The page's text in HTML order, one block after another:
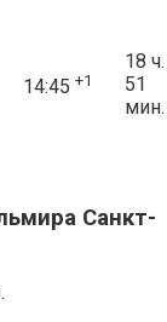
14:45 +1
18 ч.
51
мин.
Санкт-